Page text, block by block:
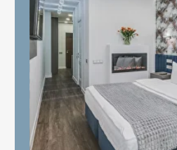
Начните с выбора
района — под ваши
цели и маршруты!